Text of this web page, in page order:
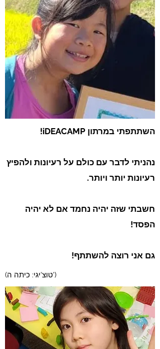
השתתפתי במרתון iDEACAMP!
נהניתי לדבר עם כולם על רעיונות ולהפיץ
רעיונות יותר ויותר.
חשבתי שזה יהיה נחמד אם לא יהיה
הפסד!
גם אני רוצה להשתתף!
(טוצ'יגי: כיתה ה')